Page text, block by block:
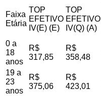
Faixa
Etária
TOP
EFETIVO
IV(E) (E)
TOP
EFETIVO
IV(Q) (A)
0 a
18
anos
R$
317,85
R$
358,48
19 a
23
anos
R$
375,06
R$
423,01